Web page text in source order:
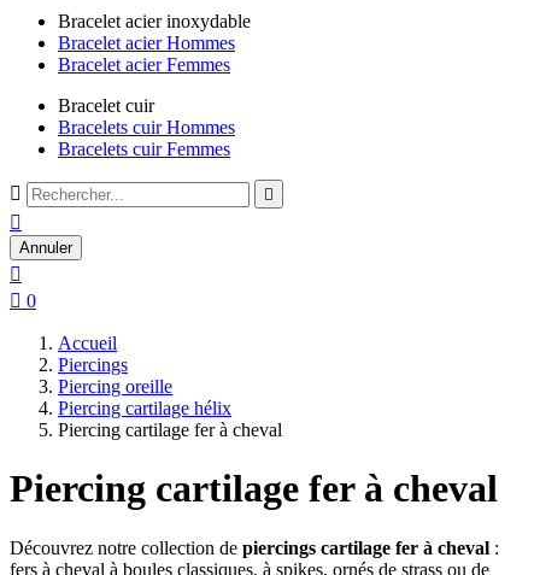
Bracelet acier inoxydable
Bracelet acier Hommes
Bracelet acier Femmes
Bracelet cuir
Bracelets cuir Hommes
Bracelets cuir Femmes
 

Annuler

 0
Accueil
Piercings
Piercing oreille
Piercing cartilage hélix
Piercing cartilage fer à cheval
Piercing cartilage fer à cheval
Découvrez notre collection de piercings cartilage fer à cheval :
fers à cheval à boules classiques, à spikes, ornés de strass ou de